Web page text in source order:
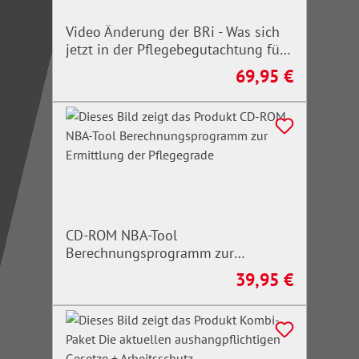
Video Änderung der BRi - Was sich
jetzt in der Pflegebegutachtung für
Regulärer Preis:
69,95 €
CD-ROM NBA-Tool
Berechnungsprogramm zur
Regulärer Preis:
39,95 €